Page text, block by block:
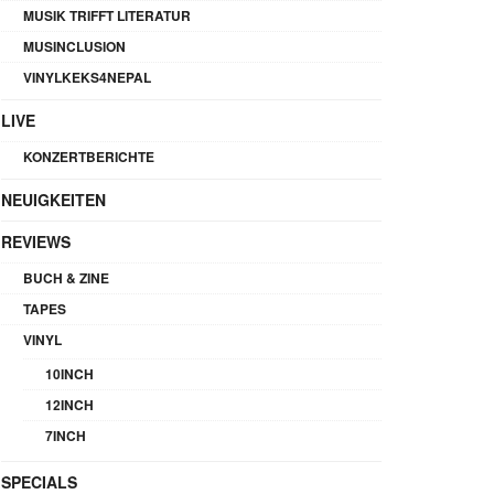
MUSIK TRIFFT LITERATUR
MUSINCLUSION
VINYLKEKS4NEPAL
LIVE
KONZERTBERICHTE
NEUIGKEITEN
REVIEWS
BUCH & ZINE
TAPES
VINYL
10INCH
12INCH
7INCH
SPECIALS